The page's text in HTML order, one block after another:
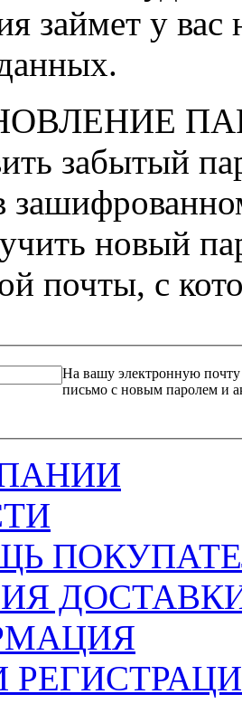
займет у
забытый
новый
почты, с
На вашу электронную почту
письмо с новым паролем и